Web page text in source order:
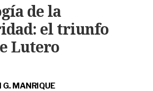
de la
el triunfo
Lutero
G. MANRIQUE